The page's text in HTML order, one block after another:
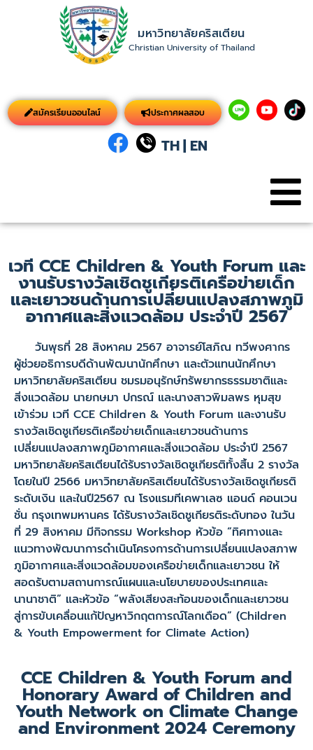
มหาวิทยาลัยคริสเตียน
Christian University of Thailand
สมัครเรียนออนไลน์ ประกาศผลสอบ
TH| EN
เวที CCE Children & Youth Forum และ
งานรับรางวัลเชิดชูเกียรติเครือข่ายเด็ก
และเยาวชนด้านการเปลี่ยนแปลงสภาพภูมิ
อากาศและสิ่งแวดล้อม ประจำปี 2567
วันพุธที่ 28 สิงหาคม 2567 อาจารย์โสภิณ ทวีพงศากร
ผู้ช่วยอธิการบดีด้านพัฒนานักศึกษา และตัวแทนนักศึกษา
มหาวิทยาลัยคริสเตียน ชมรมอนุรักษ์ทรัพยากรธรรมชาติและ
สิ่งแวดล้อม นายกษมา ปกรณ์ และนางสาวพิมลพร หุมสุข
เข้าร่วม เวที CCE Children & Youth Forum และงานรับ
รางวัลเชิดชูเกียรติเครือข่ายเด็กและเยาวชนด้านการ
เปลี่ยนแปลงสภาพภูมิอากาศและสิ่งแวดล้อม ประจำปี 2567
มหาวิทยาลัยคริสเตียนได้รับรางวัลเชิดชูเกียรติทั้งสิ้น 2 รางวัล
โดยในปี 2566 มหาวิทยาลัยคริสเตียนได้รับรางวัลเชิดชูเกียรติ
ระดับเงิน และในปี2567 ณ โรงแรมทีเคพาเลซ แอนด์ คอนเวน
ชั่น กรุงเทพมหานคร ได้รับรางวัลเชิดชูเกียรติระดับทอง ในวัน
ที่ 29 สิงหาคม มีกิจกรรม Workshop หัวข้อ “ทิศทางและ
แนวทางพัฒนาการดำเนินโครงการด้านการเปลี่ยนแปลงสภาพ
ภูมิอากาศและสิ่งแวดล้อมของเครือข่ายเด็กและเยาวชน ให้
สอดรับตามสถานการณ์แผนและนโยบายของประเทศและ
นานาชาติ” และหัวข้อ “พลังเสียงสะท้อนของเด็กและเยาวชน
สู่การขับเคลื่อนแก้ปัญหาวิกฤตการณ์โลกเดือด” (Children
& Youth Empowerment for Climate Action)
CCE Children & Youth Forum and
Honorary Award of Children and
Youth Network on Climate Change
and Environment 2024 Ceremony